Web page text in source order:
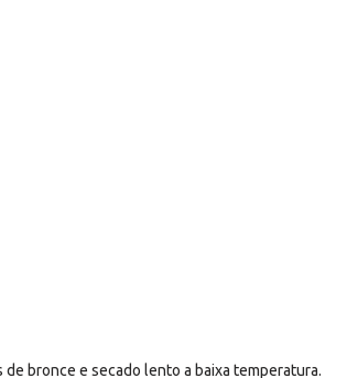
de bronce e secado lento a baixa temperatura.